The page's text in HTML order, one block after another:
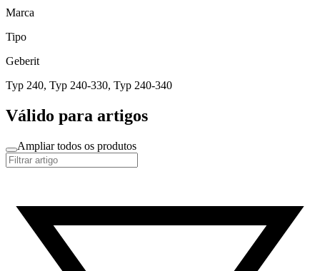
Marca
Tipo
Geberit
Typ 240, Typ 240-330, Typ 240-340
Válido para artigos
Ampliar todos os produtos